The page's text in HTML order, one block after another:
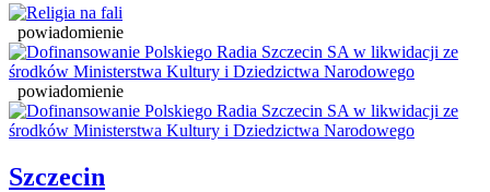
powiadomienie
powiadomienie
Szczecin